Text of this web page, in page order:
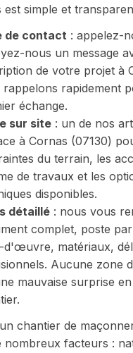
est simple et
de contact : appelez-
nous un message
de votre projet à
rappelons rapidement
échange.
sur site : un de nos
à Cornas (07130)
du terrain, les
de travaux et les
disponibles.
détaillé : nous vous
complet, poste
d'œuvre, matériaux,
Aucune zone
mauvaise surprise
chantier de
nombreux facteurs :